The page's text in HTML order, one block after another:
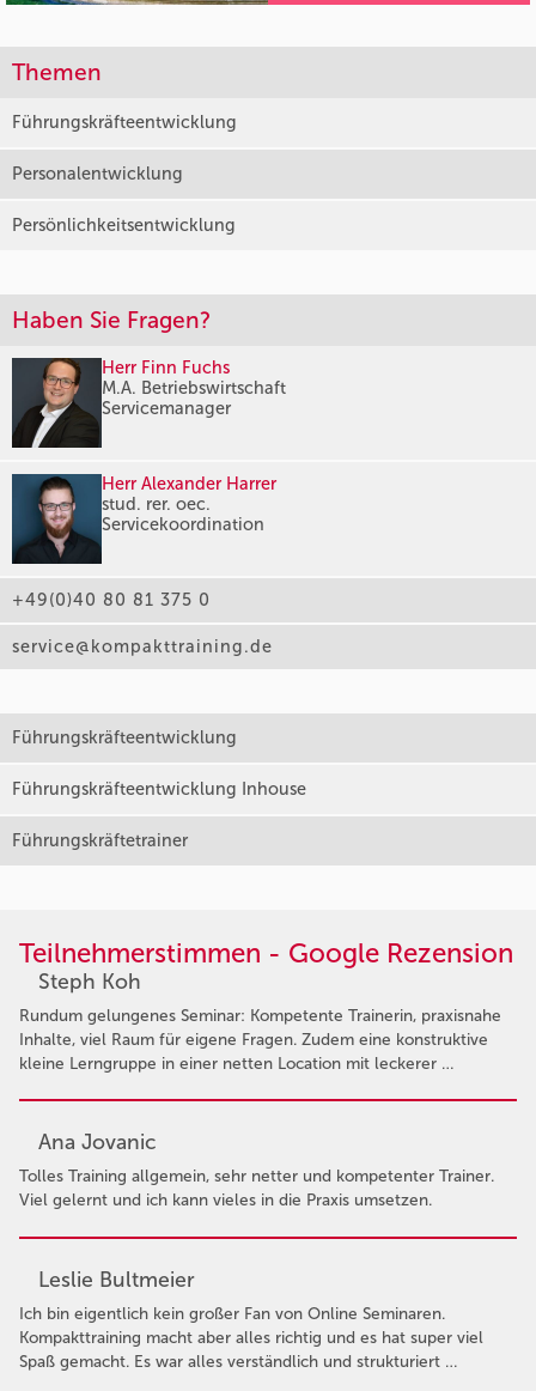
Themen
Führungskräfteentwicklung
Personalentwicklung
Persönlichkeitsentwicklung
Haben Sie Fragen?
Herr Finn Fuchs
M.A. Betriebswirtschaft
Servicemanager
Herr Alexander Harrer
stud. rer. oec.
Servicekoordination
+49(0)40 80 81 375 0
service@kompakttraining.de
Führungskräfteentwicklung
Führungskräfteentwicklung Inhouse
Führungskräftetrainer
Teilnehmerstimmen - Google Rezension
Steph Koh
Rundum gelungenes Seminar: Kompetente Trainerin, praxisnahe
Inhalte, viel Raum für eigene Fragen. Zudem eine konstruktive
kleine Lerngruppe in einer netten Location mit leckerer …
Ana Jovanic
Tolles Training allgemein, sehr netter und kompetenter Trainer.
Viel gelernt und ich kann vieles in die Praxis umsetzen.
Leslie Bultmeier
Ich bin eigentlich kein großer Fan von Online Seminaren.
Kompakttraining macht aber alles richtig und es hat super viel
Spaß gemacht. Es war alles verständlich und strukturiert …